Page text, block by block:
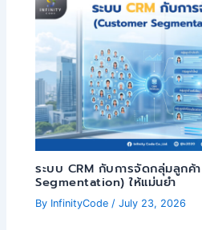
ระบบ CRM กับการจัดกลุ่มลูกค้
Segmentation) ให้แม่นยำ
By InfinityCode /July 23, 2026